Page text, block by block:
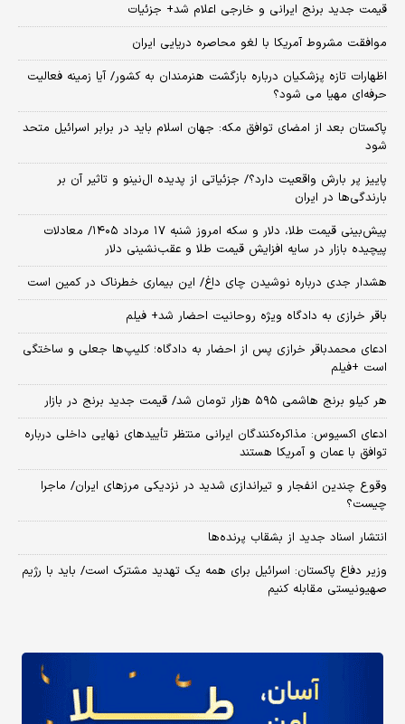
قیمت جدید برنج ایرانی و خارجی اعلام شد+ جزئیات
موافقت مشروط آمریکا با لغو محاصره دریایی ایران
اظهارات تازه پزشکیان درباره بازگشت هنرمندان به کشور/ آیا زمینه فعالیت
حرفه‌ای مهیا می شود؟
پاکستان بعد از امضای توافق مکه: جهان اسلام باید در برابر اسرائیل متحد
شود
پاییز پر بارش واقعیت دارد؟/ جزئیاتی از پدیده ال‌نینو و تاثیر آن بر
بارندگی‌ها در ایران
پیش‌بینی قیمت طلا، دلار و سکه امروز شنبه ۱۷ مرداد ۱۴۰۵/ معادلات
پیچیده بازار در سایه افزایش قیمت طلا و عقب‌نشینی دلار
هشدار جدی درباره نوشیدن چای داغ/ این بیماری خطرناک در کمین است
باقر خرازی به دادگاه ویژه روحانیت احضار شد+ فیلم
ادعای محمدباقر خرازی پس از احضار به دادگاه؛ کلیپ‌ها جعلی و ساختگی
است +فیلم
هر کیلو برنج هاشمی ۵۹۵ هزار تومان شد/ قیمت جدید برنج در بازار
ادعای اکسیوس: مذاکره‌کنندگان ایرانی منتظر تأییدهای نهایی داخلی درباره
توافق با عمان و آمریکا هستند
وقوع چندین انفجار و تیراندازی شدید در نزدیکی مرز‌های ایران/ ماجرا
چیست؟
انتشار اسناد جدید از بشقاب پرنده‌ها
وزیر دفاع پاکستان: اسرائیل برای همه یک تهدید مشترک است/ باید با رژیم
صهیونیستی مقابله کنیم